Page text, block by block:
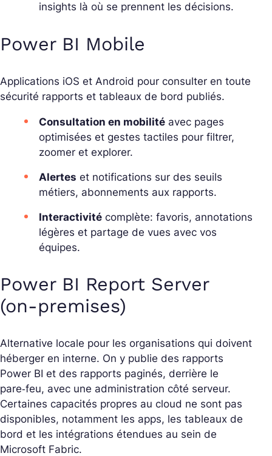
insights là où se prennent les décisions.
Power BI Mobile
Applications iOS et Android pour consulter en toute
sécurité rapports et tableaux de bord publiés.
Consultation en mobilité avec pages
optimisées et gestes tactiles pour filtrer,
zoomer et explorer.
Alertes et notifications sur des seuils
métiers, abonnements aux rapports.
Interactivité complète: favoris, annotations
légères et partage de vues avec vos
équipes.
Power BI Report Server
(on‑premises)
Alternative locale pour les organisations qui doivent
héberger en interne. On y publie des rapports
Power BI et des rapports paginés, derrière le
pare‑feu, avec une administration côté serveur.
Certaines capacités propres au cloud ne sont pas
disponibles, notamment les apps, les tableaux de
bord et les intégrations étendues au sein de
Microsoft Fabric.